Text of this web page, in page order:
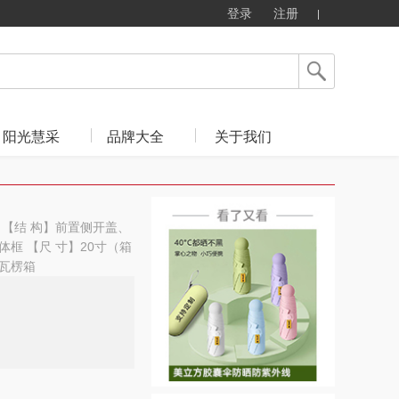
登录 注册
阳光慧采 品牌大全 关于我们
结 构】前置侧开盖、
框 【尺 寸】20寸（箱
楞箱